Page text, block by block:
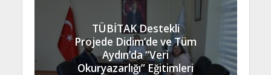
TÜBİTAK Destekli
Projede Didim’de ve Tüm
Aydın’da “Veri
Okuryazarlığı” Eğitimleri